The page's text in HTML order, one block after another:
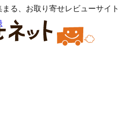
る、お取り寄せレビューサイト